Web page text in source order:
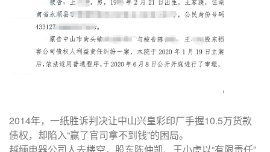
2014年，一纸胜诉判决让中山兴皇彩印厂手握10.5万货款
债权，却陷入“赢了官司拿不到钱”的困局。